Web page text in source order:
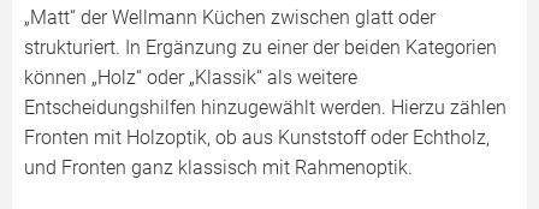
„Matt“ der Wellmann Küchen zwischen glatt oder
strukturiert. In Ergänzung zu einer der beiden Kategorien
können „Holz“ oder „Klassik“ als weitere
Entscheidungshilfen hinzugewählt werden. Hierzu zählen
Fronten mit Holzoptik, ob aus Kunststoff oder Echtholz,
und Fronten ganz klassisch mit Rahmenoptik.